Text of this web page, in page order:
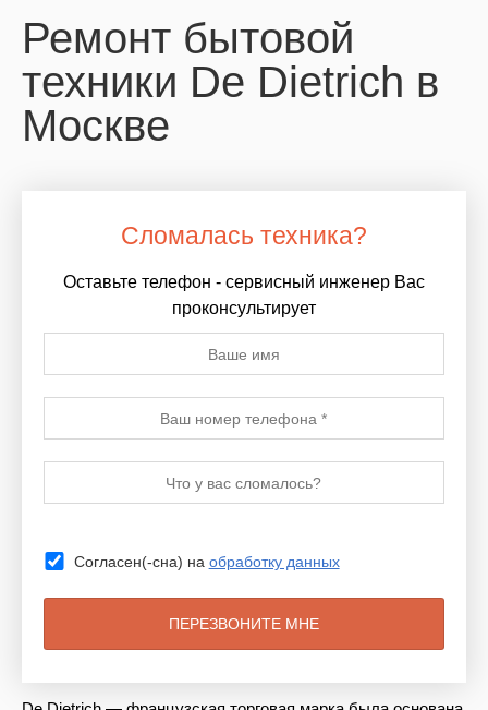
Ремонт бытовой
техники De Dietrich в
Москве
Сломалась техника?
Оставьте телефон - сервисный инженер Вас
проконсультирует
Согласен(-сна) на обработку данных